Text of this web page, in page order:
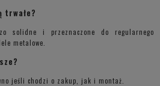
trwałe?
solidne i przeznaczone do regularnego
metalowe.
jeśli chodzi o zakup, jak i montaż.